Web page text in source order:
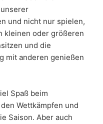
und nicht nur spielen,
kleinen oder größeren
und die
mit anderen genießen
Spaß beim
Wettkämpfen und
Saison. Aber auch